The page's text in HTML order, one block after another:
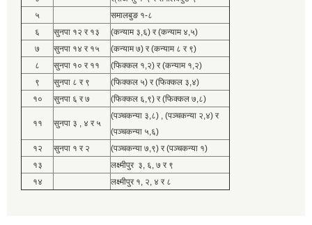
५
समालबुङ १-८
६
सुनपा १२ र १३
(कन्याम ३,६) र (कन्याम ४,५)
७
सुनपा १४ र १५
(कन्याम ७) र (कन्याम ८ र ९)
८
सुनपा १० र ११
(फिक्कल १,२) र (कन्याम १,२)
९
सुनपा ८ र ९
(फिक्कल ५) र (फिक्कल ३,४)
१०
सुनपा ६ र ७ (फिक्कल ६,९) र (फिक्कल ७,८)
११ सुनपा ३ , ४ र ५
(पञ्चकन्या ३,८) , (पञ्चकन्या २,४) र
(पञ्चकन्या ५,६)
१२
सुनपा १ र २
(पञ्चकन्या ७,९) र (पञ्चकन्या १)
१३
लक्ष्मीपुर ३, ६, ७ र ९
१४
लक्ष्मीपुर १, २, ४ र ८